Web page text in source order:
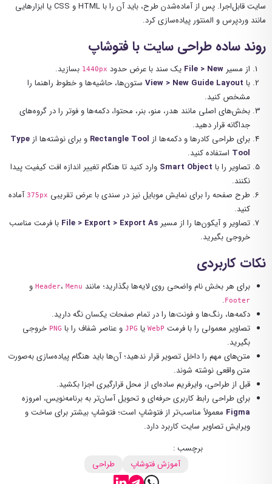
سایت قابل‌اجرا. پس از آماده‌شدن طرح، باید آن را با HTML و CSS یا ابزارهایی
مانند وردپرس و المنتور پیاده‌سازی کرد.
روند ساده طراحی سایت با فتوشاپ
از مسیر File > New یک سند با عرض حدود 1440px بسازید.
با View > New Guide Layoutستون‌ها، حاشیه‌ها و خطوط راهنما را
مشخص کنید.
بخش‌های اصلی مانند هدر، منو، بنر، محتوا، دکمه‌ها و فوتر را در گروه‌های
جداگانه قرار دهید.
برای طراحی کادرها و دکمه‌ها از Rectangle Tool و برای نوشته‌ها از Type
Tool استفاده کنید.
تصاویر را با Smart Object وارد کنید تا هنگام تغییر اندازه افت کیفیت پیدا
نکنند.
طرح صفحه را برای نمایش موبایل نیز در سندی با عرض تقریبی 375pxآماده
کنید.
تصاویر و آیکون‌ها را از مسیر File > Export > Export As با فرمت مناسب
خروجی بگیرید.
نکات کاربردی
برای هر بخش نام واضحی روی لایه‌ها بگذارید؛ مانند Header،Menu و
Footer
.
دکمه‌ها، رنگ‌ها و فونت‌ها را در تمام صفحات یکسان نگه دارید.
تصاویر معمولی را با فرمت WebPیا JPGو عناصر شفاف را با PNG خروجی
بگیرید.
متن‌های مهم را داخل تصویر قرار ندهید؛ آن‌ها باید هنگام پیاده‌سازی به‌صورت
متن واقعی نوشته شوند.
قبل از طراحی، وایرفریم ساده‌ای از محل قرارگیری اجزا بکشید.
برای طراحی رابط کاربری حرفه‌ای و تحویل آسان‌تر به برنامه‌نویس، امروزه
Figma معمولاً مناسب‌تر از فتوشاپ است؛ فتوشاپ بیشتر برای ساخت و
ویرایش تصاویر سایت کاربرد دارد.
برچسب :
آموزش فتوشاپ
طراحی